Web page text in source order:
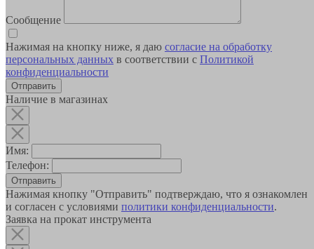
Сообщение
Нажимая на кнопку ниже, я даю согласие на обработку
персональных данных в соответствии с Политикой
конфиденциальности
Наличие в магазинах
Имя:
Телефон:
Отправить
Нажимая кнопку "Отправить" подтверждаю, что я ознакомлен
и согласен с условиями политики конфиденциальности.
Заявка на прокат инструмента